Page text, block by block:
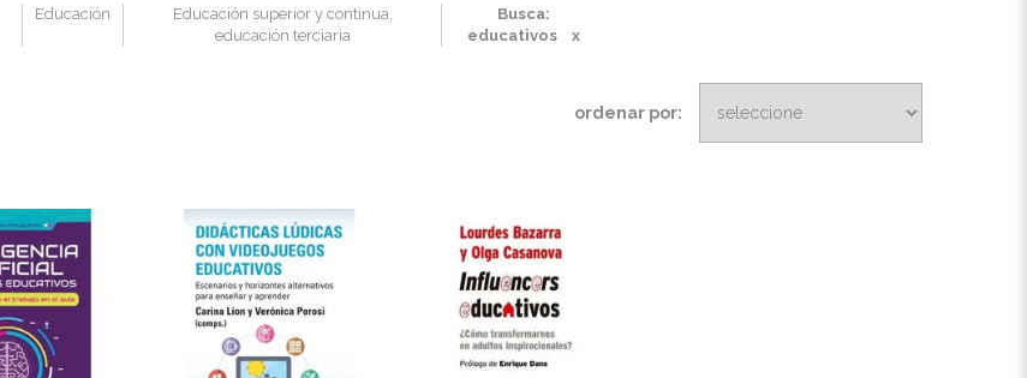
Educación
Educación superior y continua,
educación terciaria
Busca:
educativos
x
ordenar por: